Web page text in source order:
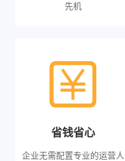
先机
省钱省心
企业无需配置专业的运营人